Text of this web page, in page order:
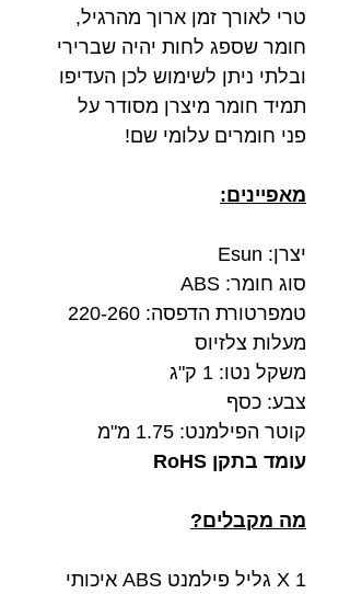
טרי לאורך זמן ארוך מהרגיל,
חומר שספג לחות יהיה שברירי
ובלתי ניתן לשימוש לכן העדיפו
תמיד חומר מיצרן מסודר על
פני חומרים עלומי שם!
מאפיינים:
יצרן: Esun
סוג חומר: ABS
טמפרטורת הדפסה: 220-260
מעלות צלזיוס
משקל נטו: 1 ק"ג
צבע: כסף
קוטר הפילמנט: 1.75 מ"מ
עומד בתקן RoHS
מה מקבלים?
1 X גליל פילמנט ABS איכותי